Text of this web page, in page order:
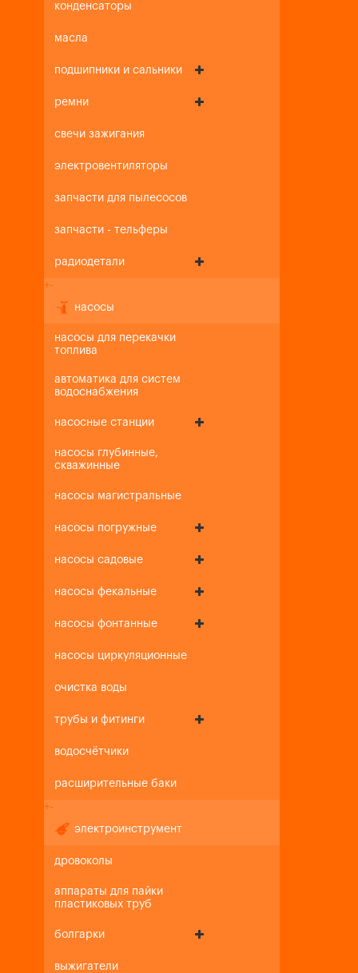
конденсаторы
масла
подшипники и сальники
ремни
свечи зажигания
электровентиляторы
запчасти для пылесосов
запчасти - тельферы
радиодетали
+-
насосы
насосы для перекачки
топлива
автоматика для систем
водоснабжения
насосные станции
насосы глубинные,
скважинные
насосы магистральные
насосы погружные
насосы садовые
насосы фекальные
насосы фонтанные
насосы циркуляционные
очистка воды
трубы и фитинги
водосчётчики
расширительные баки
+-
электроинструмент
дровоколы
аппараты для пайки
пластиковых труб
болгарки
выжигатели